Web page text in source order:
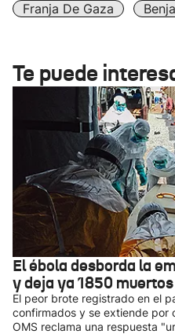
Franja De Gaza
Te puede
El ébola desborda la
y deja ya 1850 muertos
El peor brote registrado en el
confirmados y se extiende por
OMS reclama una respuesta